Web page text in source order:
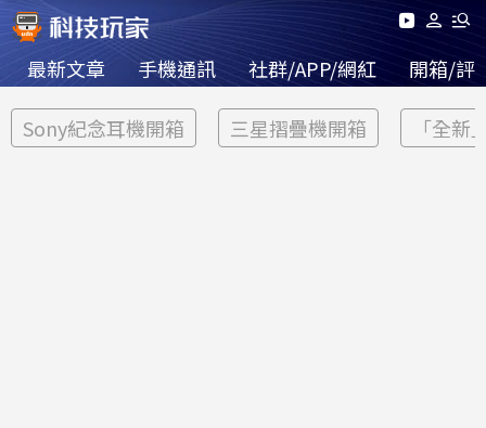
最新文章 手機通訊 社群/APP/網紅 開箱/評
Sony紀念耳機開箱 三星摺疊機開箱 「全新